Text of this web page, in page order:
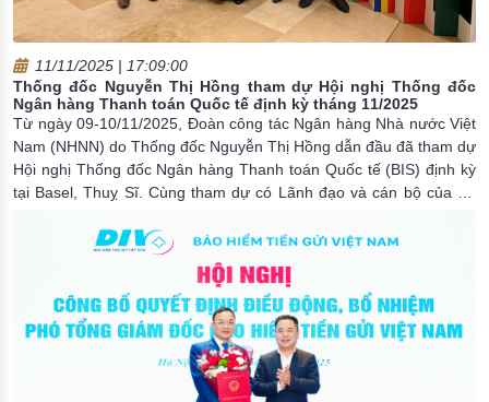
11/11/2025 | 17:09:00
Thống đốc Nguyễn Thị Hồng tham dự Hội nghị Thống đốc
Ngân hàng Thanh toán Quốc tế định kỳ tháng 11/2025
Từ ngày 09-10/11/2025, Đoàn công tác Ngân hàng Nhà nước Việt
Nam (NHNN) do Thống đốc Nguyễn Thị Hồng dẫn đầu đã tham dự
Hội nghị Thống đốc Ngân hàng Thanh toán Quốc tế (BIS) định kỳ
tại Basel, Thuỵ Sĩ. Cùng tham dự có Lãnh đạo và cán bộ của Vụ
Văn phòng NHNN.